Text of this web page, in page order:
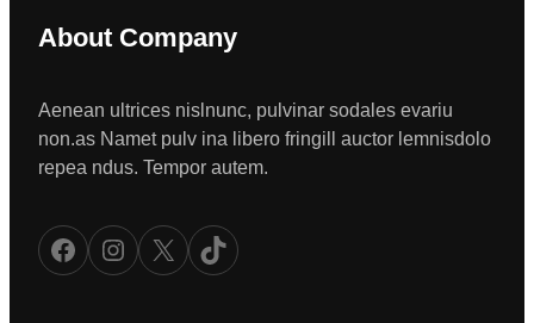
About Company
Aenean ultrices nislnunc, pulvinar sodales evariu
non.as Namet pulv ina libero fringill auctor lemnisdolo
repea ndus. Tempor autem.
Facebook Instagram X TikTok